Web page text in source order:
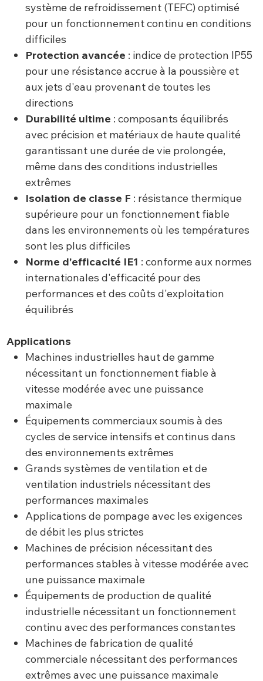
système de refroidissement (TEFC) optimisé
pour un fonctionnement continu en conditions
difficiles
Protection avancée : indice de protection IP55
pour une résistance accrue à la poussière et
aux jets d'eau provenant de toutes les
directions
Durabilité ultime : composants équilibrés
avec précision et matériaux de haute qualité
garantissant une durée de vie prolongée,
même dans des conditions industrielles
extrêmes
Isolation de classe F : résistance thermique
supérieure pour un fonctionnement fiable
dans les environnements où les températures
sont les plus difficiles
Norme d'efficacité IE1 : conforme aux normes
internationales d'efficacité pour des
performances et des coûts d'exploitation
équilibrés
Applications
Machines industrielles haut de gamme
nécessitant un fonctionnement fiable à
vitesse modérée avec une puissance
maximale
Équipements commerciaux soumis à des
cycles de service intensifs et continus dans
des environnements extrêmes
Grands systèmes de ventilation et de
ventilation industriels nécessitant des
performances maximales
Applications de pompage avec les exigences
de débit les plus strictes
Machines de précision nécessitant des
performances stables à vitesse modérée avec
une puissance maximale
Équipements de production de qualité
industrielle nécessitant un fonctionnement
continu avec des performances constantes
Machines de fabrication de qualité
commerciale nécessitant des performances
extrêmes avec une puissance maximale